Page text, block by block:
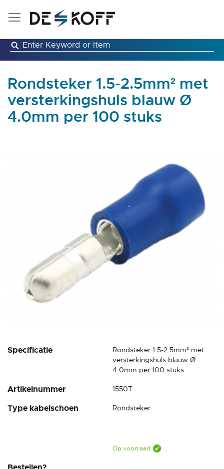
Ga
inhoud
Rondsteker 1.5-2.5mm² met
versterkingshuls blauw Ø
4.0mm per 100 stuks
Specificatie
Rondsteker 1.5-2.5mm² met
versterkingshuls blauw Ø
4.0mm per 100 stuks
Artikelnummer 1550T
Type kabelschoen Rondsteker
Op voorraad
Ga
van
afbeeldingen-